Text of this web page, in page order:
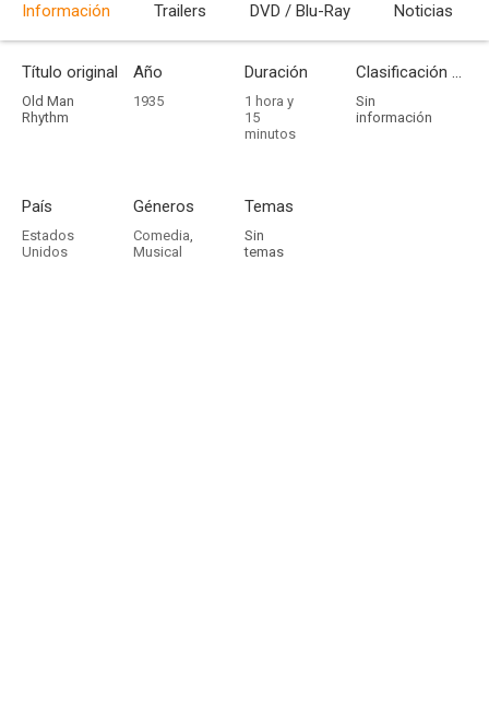
Información Trailers DVD / Blu-Ray Noticias
Título original
Old Man
Rhythm
Año
1935
Duración
1 hora y
15
minutos
Clasificación por edades
Sin
información
País
Estados
Unidos
Géneros
Comedia,
Musical
Temas
Sin
temas